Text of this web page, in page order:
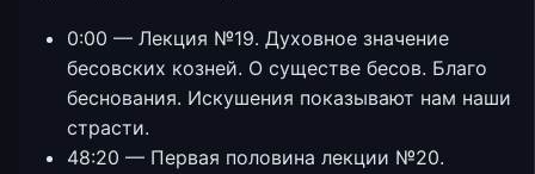
0:00 — Лекция №19. Духовное значение
бесовских козней. О существе бесов. Благо
беснования. Искушения показывают нам наши
страсти.
48:20 — Первая половина лекции №20.